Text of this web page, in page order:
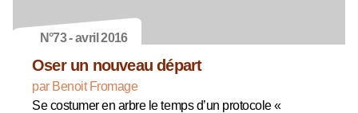
N°73 - avril 2016
Oser un nouveau départ
par Benoit Fromage
Se costumer en arbre le temps d’un protocole «